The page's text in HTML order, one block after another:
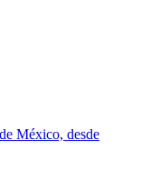
México, desde